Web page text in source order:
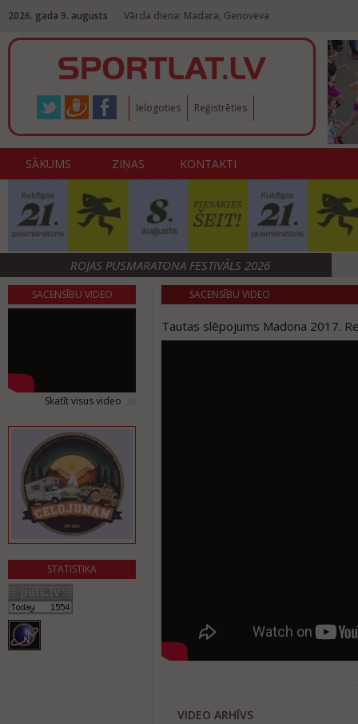
2026. gada 9. augusts Vārda diena: Madara, Genoveva
Ielogoties Reģistrēties
SĀKUMS ZIŅAS KONTAKTI
ROJAS PUSMARATONA FESTIVĀLS 2026
SACENSĪBU VIDEO
Skatīt visus video
STATISTIKA
SACENSĪBU VIDEO
Tautas slēpojums Madona 2017.
VIDEO ARHĪVS